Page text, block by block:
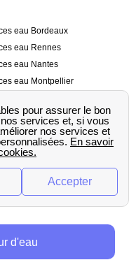
eau Bordeaux
eau Rennes
eau Nantes
eau Montpellier
eau Strasbourg
d'eau